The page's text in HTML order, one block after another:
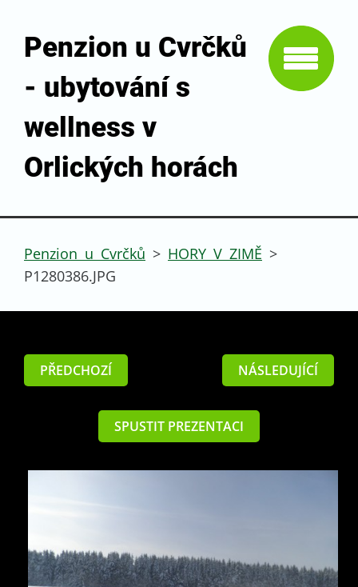
Penzion u Cvrčků
- ubytování s
wellness v
Orlických horách
Penzion u Cvrčků > HORY V ZIMĚ >
P1280386.JPG
PŘEDCHOZÍ NÁSLEDUJÍCÍ
SPUSTIT PREZENTACI